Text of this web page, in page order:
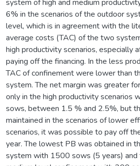
system of high and medium
6% in the scenarios of the outdoor
level, which is in agreement with the
average costs (TAC) of the two
high productivity scenarios, especially
paying off the financing. In the less
TAC of confinement were lower than
system. The net margin was greater
only in the high productivity scenarios
sows, between 1.5 % and 2.5%, but
maintained in the scenarios of lower
scenarios, it was possible to pay off
year. The lowest PB was obtained in
system with 1500 sows (5 years) and